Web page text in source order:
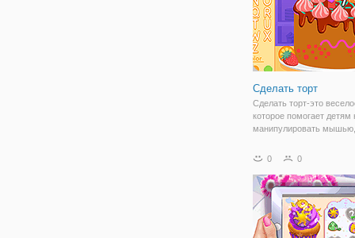
Сделать торт
Сделать торт-это
которое помогает детям
манипулировать
Дети могут создавать
цвета глазури,
веселые
0 0